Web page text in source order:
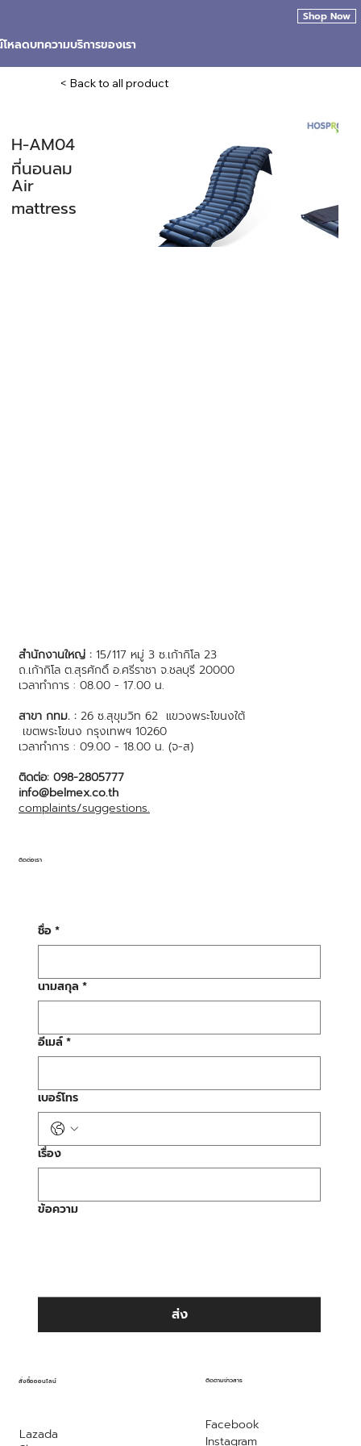
โหลดบทความบริการของเรา
Shop Now
< Back to all product
Air
mattress
H-AM04
ที่นอนลม
สำนักงานใหญ่ :15/117 หมู่ 3 ซ.เก้ากิโล 23
ถ.เก้ากิโล ต.สุรศักดิ์ อ.ศรีราชา จ.ชลบุรี 20000
เวลาทำการ : 08.00 - 17.00 น.
สาขา กทม. : 26 ซ.สุขุมวิท 62 แขวงพระโขนงใต้
เขตพระโขนง กรุงเทพฯ 10260
เวลาทำการ : 09.00 - 18.00 น. (จ-ส)
ติดต่อ: 098-2805777
info@belmex.co.th
complaints/suggestions.
Facebook
Instagram
ติดตามข่าวสาร
สั่งซื้อออนไลน์
Lazada
ชื่อ*
นามสกุล *
อีเมล์*
เบอร์โทร
เรื่อง
ข้อความ
ส่ง
ติดต่อเรา